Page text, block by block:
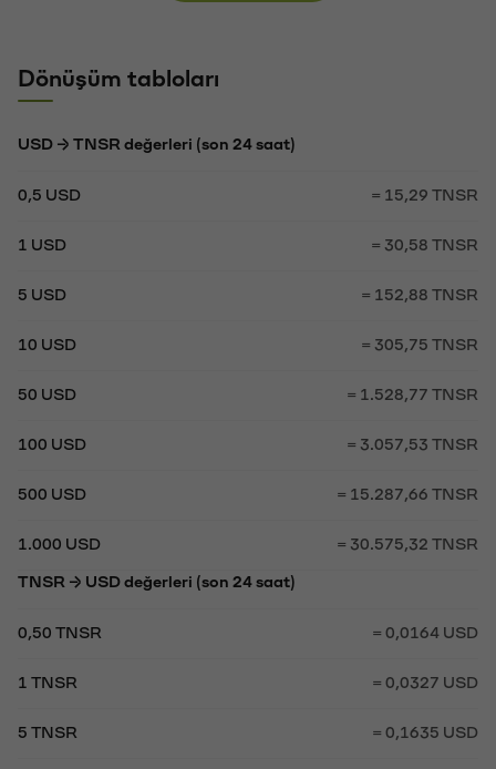
Dönüşüm tabloları
USD → TNSR değerleri (son 24 saat)
0,5 USD = 15,29 TNSR
1 USD = 30,58 TNSR
5 USD = 152,88 TNSR
10 USD = 305,75 TNSR
50 USD = 1.528,77 TNSR
100 USD = 3.057,53 TNSR
500 USD = 15.287,66 TNSR
1.000 USD = 30.575,32 TNSR
TNSR → USD değerleri (son 24 saat)
0,50 TNSR = 0,0164 USD
1 TNSR = 0,0327 USD
5 TNSR = 0,1635 USD